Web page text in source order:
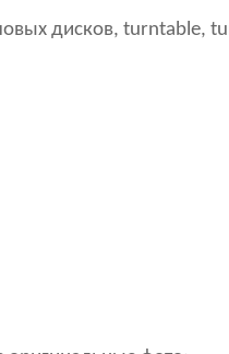
дисков, turntable,